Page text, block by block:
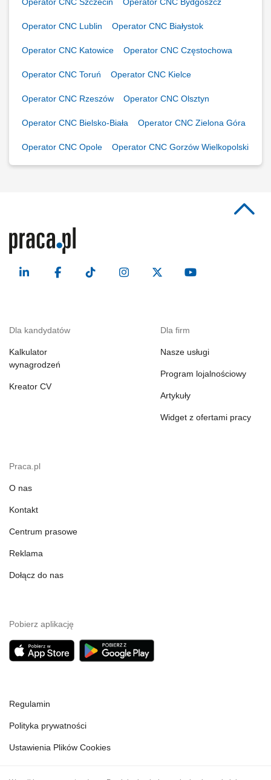
Operator CNC Lublin Operator CNC Białystok
Operator CNC Katowice Operator CNC Częstochowa
Operator CNC Toruń Operator CNC Kielce
Operator CNC Rzeszów Operator CNC Olsztyn
Operator CNC Bielsko-Biała Operator CNC Zielona Góra
Operator CNC Opole Operator CNC Gorzów Wielkopolski
Dla kandydatów
Kalkulator
wynagrodzeń
Kreator CV
Dla firm
Nasze usługi
Program lojalnościowy
Artykuły
Widget z ofertami pracy
Praca.pl
O nas
Kontakt
Centrum prasowe
Reklama
Dołącz do nas
Pobierz aplikację
Regulamin
Polityka prywatności
Ustawienia Plików Cookies